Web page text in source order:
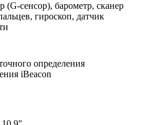
(G-сенсор), барометр, сканер
гироскоп, датчик
определения
iBeacon